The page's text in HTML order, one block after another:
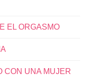
EL ORGASMO
CON UNA MUJER